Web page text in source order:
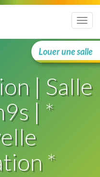
Menu
Louer une salle
| Salle
| *
*